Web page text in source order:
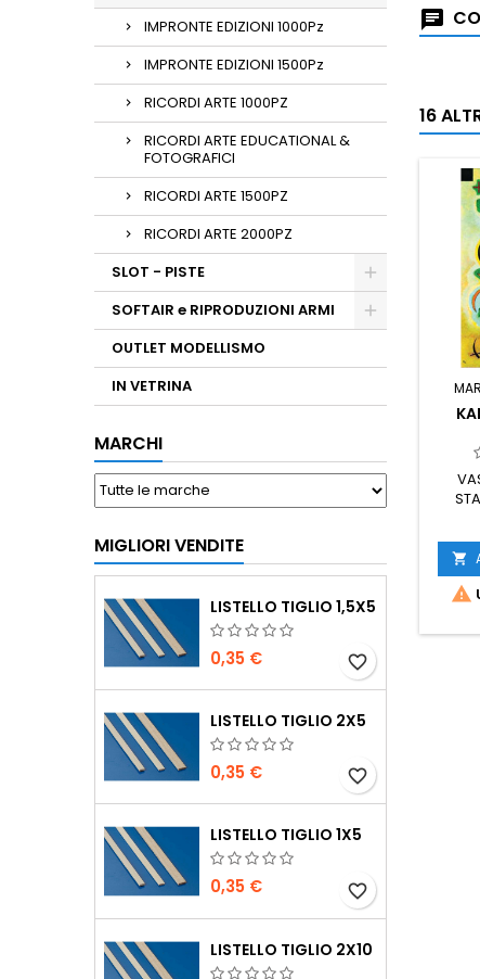
IMPRONTE EDIZIONI 1000Pz
IMPRONTE EDIZIONI 1500Pz
RICORDI ARTE 1000PZ
RICORDI ARTE EDUCATIONAL &
FOTOGRAFICI
RICORDI ARTE 1500PZ
RICORDI ARTE 2000PZ
SLOT - PISTE
SOFTAIR e RIPRODUZIONI ARMI
OUTLET MODELLISMO
IN VETRINA
MARCHI
MIGLIORI VENDITE
LISTELLO TIGLIO 1,5X5
0,35 € favorite_border
LISTELLO TIGLIO 2X5
0,35 € favorite_border
LISTELLO TIGLIO 1X5
0,35 € favorite_border
LISTELLO TIGLIO 2X10
16

